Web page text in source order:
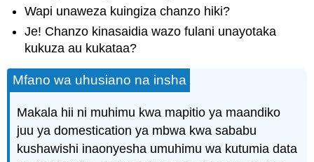
Wapi unaweza kuingiza chanzo hiki?
Je! Chanzo kinasaidia wazo fulani unayotaka
kukuza au kukataa?
Mfano wa uhusiano na insha
Makala hii ni muhimu kwa mapitio ya maandiko
juu ya domestication ya mbwa kwa sababu
kushawishi inaonyesha umuhimu wa kutumia data